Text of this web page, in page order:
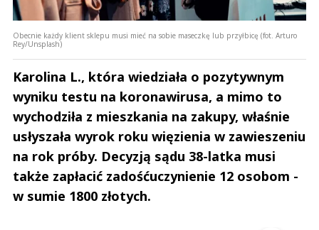
Obecnie każdy klient sklepu musi mieć na sobie maseczkę lub przyłbicę (fot. Arturo
Rey/Unsplash)
Karolina L., która wiedziała o pozytywnym
wyniku testu na koronawirusa, a mimo to
wychodziła z mieszkania na zakupy, właśnie
usłyszała wyrok roku więzienia w zawieszeniu
na rok próby. Decyzją sądu 38-latka musi
także zapłacić zadośćuczynienie 12 osobom -
w sumie 1800 złotych.